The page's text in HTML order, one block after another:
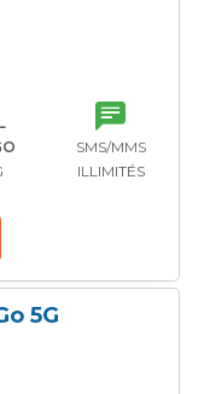
SMS/MMS
ILLIMITÉS
5G